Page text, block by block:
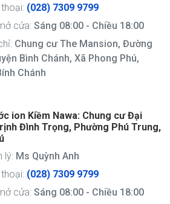
(028) 7309 9799
cửa: Sáng 08:00 - Chiều 18:00
Chung cư The Mansion, Đường
Bình Chánh, Xã Phong Phú,
Chánh
ion Kiềm Nawa: Chung cư Đại
Đình Trọng, Phường Phú Trung,
lý: Ms Quỳnh Anh
(028) 7309 9799
cửa: Sáng 08:00 - Chiều 18:00